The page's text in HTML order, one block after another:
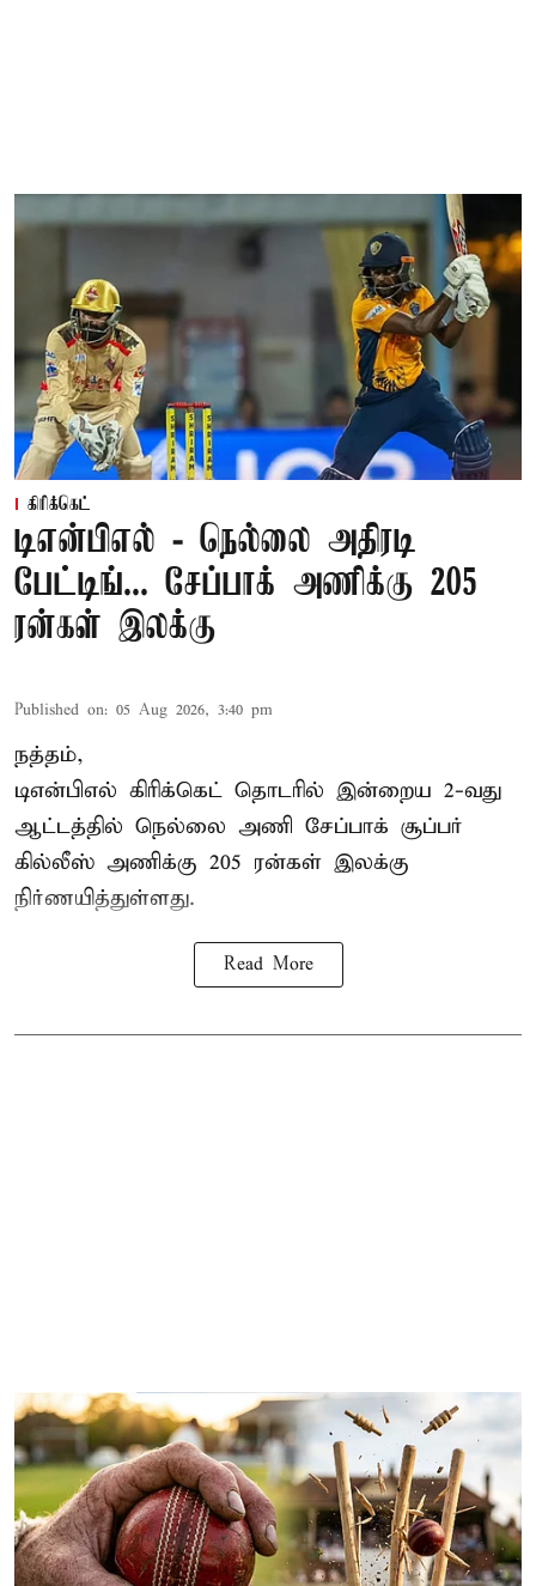
கிரிக்கெட்
டிஎன்பிஎல் - நெல்லை அதிரடி
பேட்டிங்... சேப்பாக் அணிக்கு 205
ரன்கள் இலக்கு
Published on: 05 Aug 2026, 3:40 pm
நத்தம்,
டிஎன்பிஎல் கிரிக்கெட் தொடரில் இன்றைய 2-வது
ஆட்டத்தில் நெல்லை அணி சேப்பாக் சூப்பர்
கில்லீஸ் அணிக்கு 205 ரன்கள் இலக்கு
நிர்ணயித்துள்ளது.
Read More